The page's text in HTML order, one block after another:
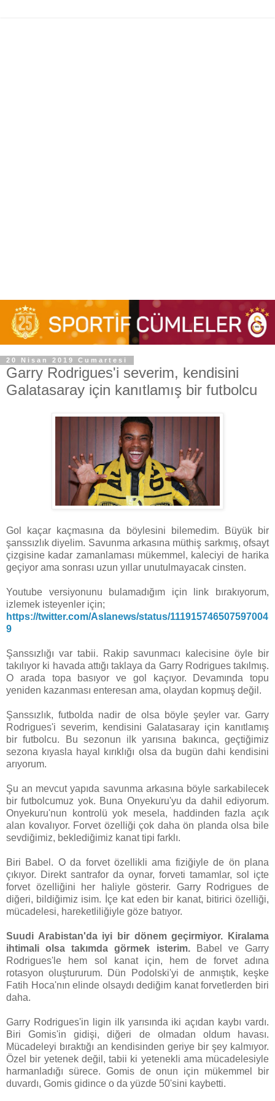
20 Nisan 2019 Cumartesi
Garry Rodrigues'i severim, kendisini
Galatasaray için kanıtlamış bir futbolcu
Gol kaçar kaçmasına da böylesini bilemedim. Büyük bir
şanssızlık diyelim. Savunma arkasına müthiş sarkmış, ofsayt
çizgisine kadar zamanlaması mükemmel, kaleciyi de harika
geçiyor ama sonrası uzun yıllar unutulmayacak cinsten.
Youtube versiyonunu bulamadığım için link bırakıyorum,
izlemek isteyenler için;
https://twitter.com/Aslanews/status/111915746507597004
9
Şanssızlığı var tabii. Rakip savunmacı kalecisine öyle bir
takılıyor ki havada attığı taklaya da Garry Rodrigues takılmış.
O arada topa basıyor ve gol kaçıyor. Devamında topu
yeniden kazanması enteresan ama, olaydan kopmuş değil.
Şanssızlık, futbolda nadir de olsa böyle şeyler var. Garry
Rodrigues'i severim, kendisini Galatasaray için kanıtlamış
bir futbolcu. Bu sezonun ilk yarısına bakınca, geçtiğimiz
sezona kıyasla hayal kırıklığı olsa da bugün dahi kendisini
arıyorum.
Şu an mevcut yapıda savunma arkasına böyle sarkabilecek
bir futbolcumuz yok. Buna Onyekuru'yu da dahil ediyorum.
Onyekuru'nun kontrolü yok mesela, haddinden fazla açık
alan kovalıyor. Forvet özelliği çok daha ön planda olsa bile
sevdiğimiz, beklediğimiz kanat tipi farklı.
Biri Babel. O da forvet özellikli ama fiziğiyle de ön plana
çıkıyor. Direkt santrafor da oynar, forveti tamamlar, sol içte
forvet özelliğini her haliyle gösterir. Garry Rodrigues de
diğeri, bildiğimiz isim. İçe kat eden bir kanat, bitirici özelliği,
mücadelesi, hareketliliğiyle göze batıyor.
Suudi Arabistan'da iyi bir dönem geçirmiyor. Kiralama
ihtimali olsa takımda görmek isterim.Babel ve Garry
Rodrigues'le hem sol kanat için, hem de forvet adına
rotasyon oluştururum. Dün Podolski'yi de anmıştık, keşke
Fatih Hoca'nın elinde olsaydı dediğim kanat forvetlerden biri
daha.
Garry Rodrigues'in ligin ilk yarısında iki açıdan kaybı vardı.
Biri Gomis'in gidişi, diğeri de olmadan oldum havası.
Mücadeleyi bıraktığı an kendisinden geriye bir şey kalmıyor.
Özel bir yetenek değil, tabii ki yetenekli ama mücadelesiyle
harmanladığı sürece. Gomis de onun için mükemmel bir
duvardı, Gomis gidince o da yüzde 50'sini kaybetti.